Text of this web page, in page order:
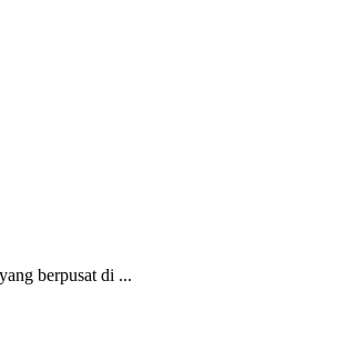
berpusat di ...